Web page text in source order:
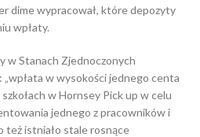
dime wypracował, które depozyty
wpłaty.
w Stanach Zjednoczonych
w wysokości jednego centa
w Hornsey Pick up w celu
jednego z pracowników i
też istniało stale rosnące